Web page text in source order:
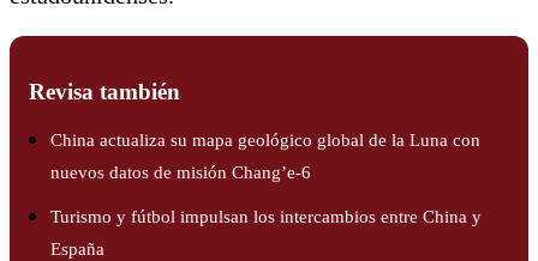
Revisa también
China actualiza su mapa geológico global de la Luna con
nuevos datos de misión Chang’e-6
Turismo y fútbol impulsan los intercambios entre China y
España